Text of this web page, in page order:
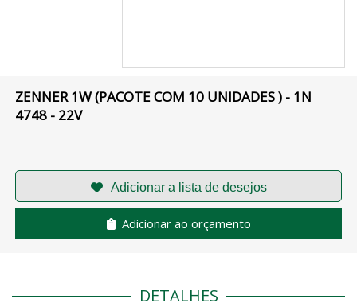
ZENNER 1W (PACOTE COM 10 UNIDADES ) - 1N
4748 - 22V
Adicionar ao orçamento
DETALHES